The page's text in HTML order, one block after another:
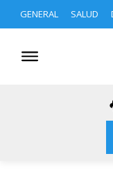
GENERAL SALUD